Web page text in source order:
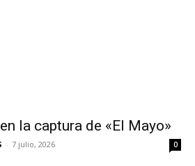
la captura de «El Mayo»
- 7 julio, 2026 0